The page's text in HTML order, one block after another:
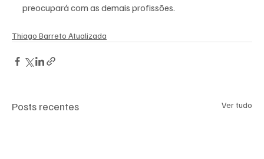
preocupará com as demais profissões.
Thiago Barreto Atualizada
Posts recentes Ver tudo